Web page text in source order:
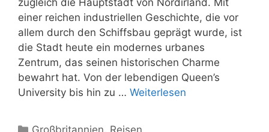
zugleich die Hauptstadt von Nordirland. Mit
einer reichen industriellen Geschichte, die vor
allem durch den Schiffsbau geprägt wurde, ist
die Stadt heute ein modernes urbanes
Zentrum, das seinen historischen Charme
bewahrt hat. Von der lebendigen Queen’s
University bis hin zu … Weiterlesen
Kategorien